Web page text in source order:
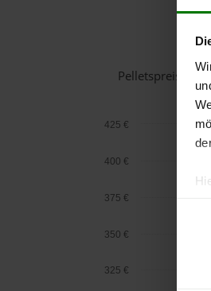
Pelletspreise in
325 €
350 €
375 €
400 €
425 €